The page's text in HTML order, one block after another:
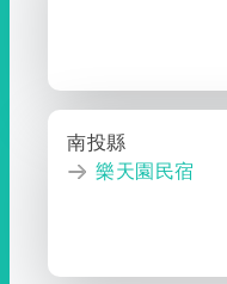
南投縣
樂天園民宿